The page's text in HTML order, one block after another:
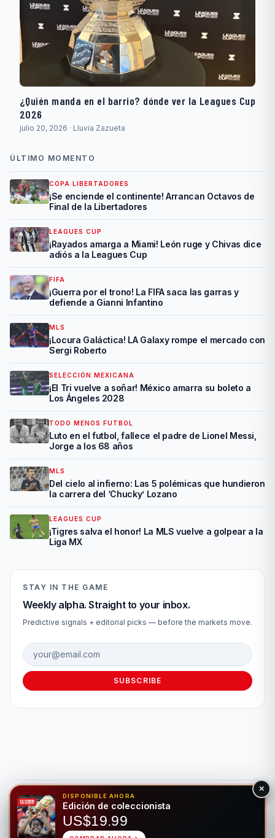
¿Quién manda en el barrio? dónde ver la Leagues Cup
2026
julio 20, 2026 · Lluvia Zazueta
ÚLTIMO MOMENTO
COPA LIBERTADORES
¡Se enciende el continente! Arrancan Octavos de
Final de la Libertadores
LEAGUES CUP
¡Rayados amarga a Miami! León ruge y Chivas dice
adiós a la Leagues Cup
FIFA
¡Guerra por el trono! La FIFA saca las garras y
defiende a Gianni Infantino
MLS
¡Locura Galáctica! LA Galaxy rompe el mercado con
Sergi Roberto
SELECCIÓN MEXICANA
¡El Tri vuelve a soñar! México amarra su boleto a
Los Ángeles 2028
TODO MENOS FUTBOL
Luto en el futbol, fallece el padre de Lionel Messi,
Jorge a los 68 años
MLS
Del cielo al infierno: Las 5 polémicas que hundieron
la carrera del ‘Chucky’ Lozano
LEAGUES CUP
¡Tigres salva el honor! La MLS vuelve a golpear a la
Liga MX
STAY IN THE GAME
Weekly alpha. Straight to your inbox.
Predictive signals + editorial picks — before the markets move.
Email address
SUBSCRIBE
© 2026 Fútbol Mundial®. Todos los derechos reservados. Solo
para fines de entretenimiento. Por favor, apuesta de forma
responsable.
Juego ResponsablePrivacidad
DISPONIBLE AHORA
Edición de coleccionista
US$19.99